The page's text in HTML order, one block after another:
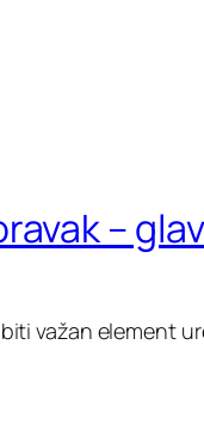
–
važan element